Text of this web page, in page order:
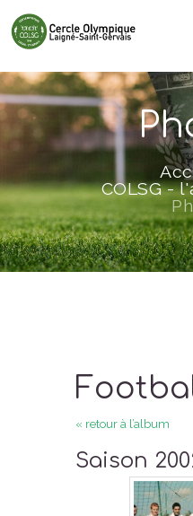
COLSG -
« retour à l’album
Saison